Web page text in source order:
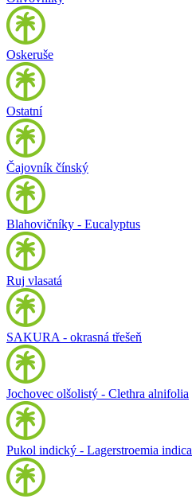
Oskeruše
Ostatní
Čajovník čínský
Blahovičníky - Eucalyptus
Ruj vlasatá
SAKURA - okrasná třešeň
Jochovec olšolistý - Clethra alnifolia
Pukol indický - Lagerstroemia indica